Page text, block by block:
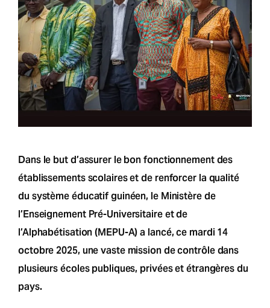
Dans le but d’assurer le bon fonctionnement des
établissements scolaires et de renforcer la qualité
du système éducatif guinéen, le Ministère de
l’Enseignement Pré-Universitaire et de
l’Alphabétisation (MEPU-A) a lancé, ce mardi 14
octobre 2025, une vaste mission de contrôle dans
plusieurs écoles publiques, privées et étrangères du
pays.